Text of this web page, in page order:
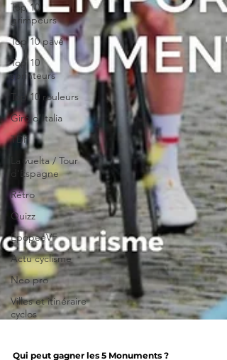
Top 10
grimpeurs
Top 10 pavé
Top 10
sprinteurs
Top 10 rouleurs
Giro d'Italia
TDF
La vuelta / Tour
d'Espagne
Rétro
Quizz
EpopeeVF
Actu cyclisme
Neo pro
Villes et itinéraire
cyclos